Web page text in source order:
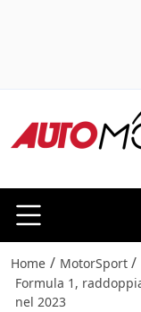
Home / MotorSport /
Formula 1,
nel 2023